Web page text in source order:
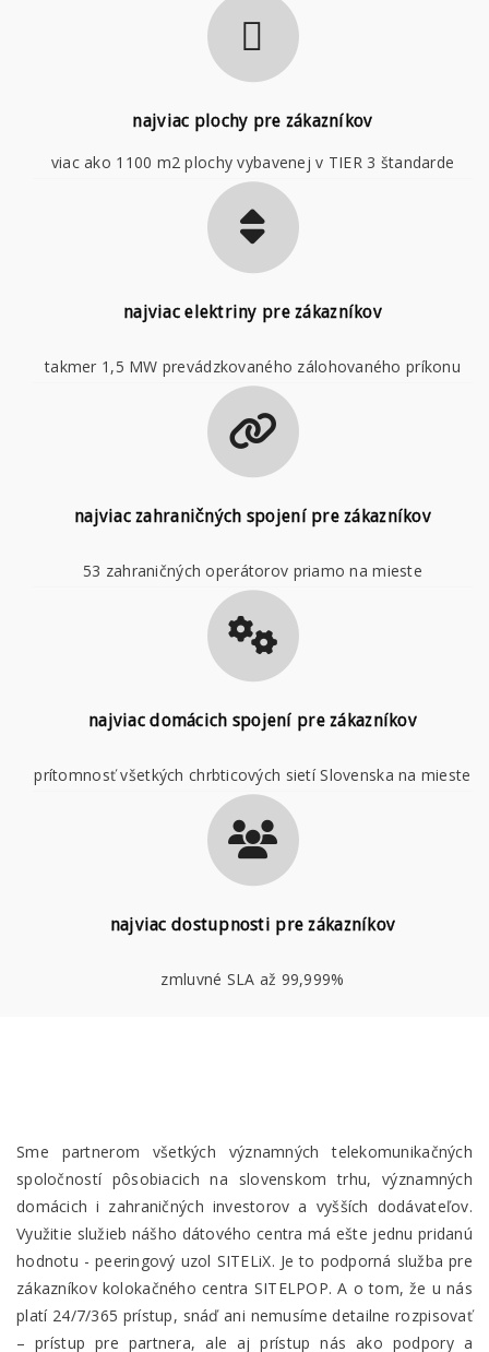
najviac plochy pre zákazníkov
viac ako 1100 m2 plochy vybavenej v TIER 3 štandarde
najviac elektriny pre zákazníkov
takmer 1,5 MW prevádzkovaného zálohovaného príkonu
najviac zahraničných spojení pre zákazníkov
53 zahraničných operátorov priamo na mieste
najviac domácich spojení pre zákazníkov
prítomnosť všetkých chrbticových sietí Slovenska na mieste
najviac dostupnosti pre zákazníkov
zmluvné SLA až 99,999%
Sme partnerom všetkých významných telekomunikačných
spoločností pôsobiacich na slovenskom trhu, významných
domácich i zahraničných investorov a vyšších dodávateľov.
Využitie služieb nášho dátového centra má ešte jednu pridanú
hodnotu - peeringový uzol SITELiX. Je to podporná služba pre
zákazníkov kolokačného centra SITELPOP. A o tom, že u nás
platí 24/7/365 prístup, snáď ani nemusíme detailne rozpisovať
– prístup pre partnera, ale aj prístup nás ako podpory a